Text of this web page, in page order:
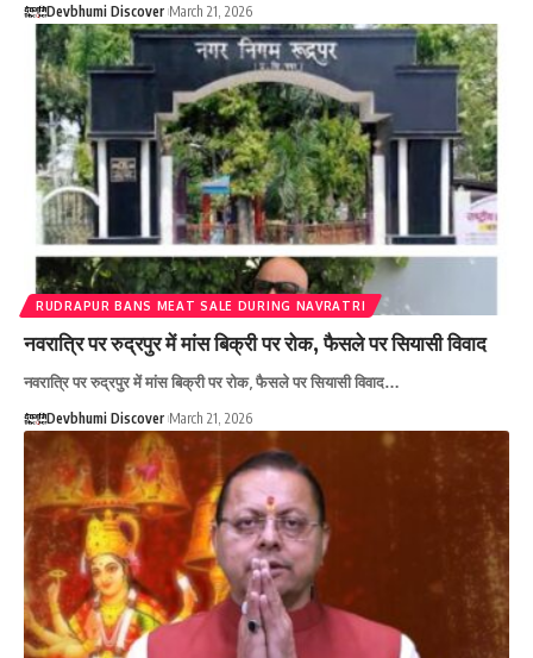
Devbhumi Discover March 21, 2026
RUDRAPUR BANS MEAT SALE DURING NAVRATRI
नवरात्रि पर रुद्रपुर में मांस बिक्री पर रोक, फैसले पर सियासी विवाद
नवरात्रि पर रुद्रपुर में मांस बिक्री पर रोक, फैसले पर सियासी विवाद…
Devbhumi Discover March 21, 2026